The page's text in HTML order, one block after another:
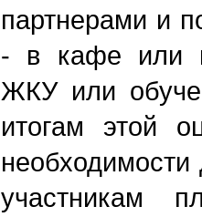
партнерами и
- в кафе или
ЖКУ или
итогам этой
необходимости
участникам